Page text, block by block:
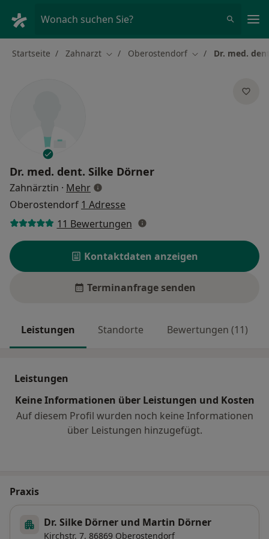
Wonach suchen Sie?
Startseite Zahnarzt Stadt ändern
Oberostendorf Stadt ändern
Dr. med.
Dr. med. dent. Silke Dörner
Zahnärztin · Mehrüber Spezialisierungen
Oberostendorf 1 Adresse
11 Bewertungen
Kontaktdaten anzeigen
Terminanfrage senden
Leistungen Standorte Bewertungen (11)
Leistungen
Keine Informationen über Leistungen und Kosten
Auf diesem Profil wurden noch keine Informationen
über Leistungen hinzugefügt.
Praxis
Dr. Silke Dörner und Martin Dörner
Kirchstr. 7, 86869 Oberostendorf